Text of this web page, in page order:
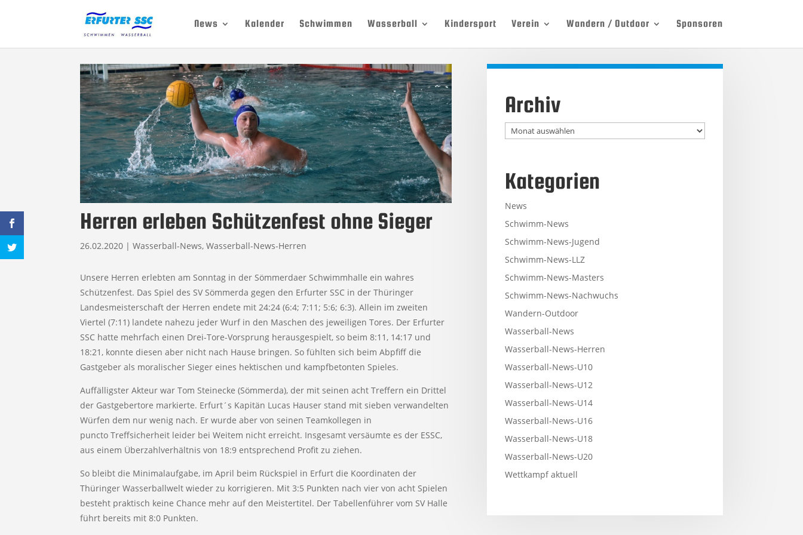
News Kalender Schwimmen Wasserball Kindersport Verein Wandern / Outdoor Sponsoren
Herren erleben Schützenfest ohne Sieger
26.02.2020 |Wasserball-News,Wasserball-News-Herren
Unsere Herren erlebten am Sonntag in der Sömmerdaer Schwimmhalle ein wahres
Schützenfest. Das Spiel des SV Sömmerda gegen den Erfurter SSC in der Thüringer
Landesmeisterschaft der Herren endete mit 24:24 (6:4; 7:11; 5:6; 6:3). Allein im zweiten
Viertel (7:11) landete nahezu jeder Wurf in den Maschen des jeweiligen Tores. Der Erfurter
SSC hatte mehrfach einen Drei-Tore-Vorsprung herausgespielt, so beim 8:11, 14:17 und
18:21, konnte diesen aber nicht nach Hause bringen. So fühlten sich beim Abpfiff die
Gastgeber als moralischer Sieger eines hektischen und kampfbetonten Spieles.
Auffälligster Akteur war Tom Steinecke (Sömmerda), der mit seinen acht Treffern ein Drittel
der Gastgebertore markierte. Erfurt´s Kapitän Lucas Hauser stand mit sieben verwandelten
Würfen dem nur wenig nach. Er wurde aber von seinen Teamkollegen in
puncto Treffsicherheit leider bei Weitem nicht erreicht. Insgesamt versäumte es der ESSC,
aus einem Überzahlverhältnis von 18:9 entsprechend Profit zu ziehen.
So bleibt die Minimalaufgabe, im April beim Rückspiel in Erfurt die Koordinaten der
Thüringer Wasserballwelt wieder zu korrigieren. Mit 3:5 Punkten nach vier von acht Spielen
besteht praktisch keine Chance mehr auf den Meistertitel. Der Tabellenführer vom SV Halle
führt bereits mit 8:0 Punkten.
Archiv
Archiv
Kategorien
News
Schwimm-News
Schwimm-News-Jugend
Schwimm-News-LLZ
Schwimm-News-Masters
Schwimm-News-Nachwuchs
Wandern-Outdoor
Wasserball-News
Wasserball-News-Herren
Wasserball-News-U10
Wasserball-News-U12
Wasserball-News-U14
Wasserball-News-U16
Wasserball-News-U18
Wasserball-News-U20
Wettkampf aktuell